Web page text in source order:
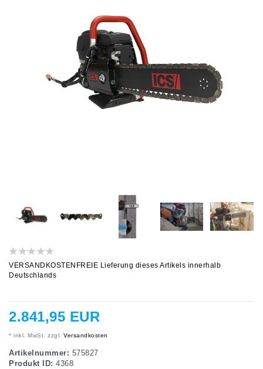
VERSANDKOSTENFREIE Lieferung dieses Artikels innerhalb
Deutschlands
2.841,95 EUR
* inkl. MwSt. zzgl. Versandkosten
Artikelnummer: 575827
Produkt ID: 4368